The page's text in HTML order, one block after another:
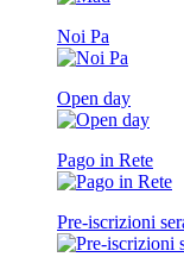
Noi Pa
Open day
Pago in Rete
Pre-iscrizioni